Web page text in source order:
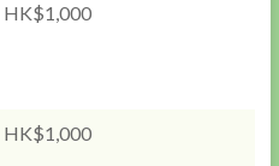
HK$1,000
HK$1,000